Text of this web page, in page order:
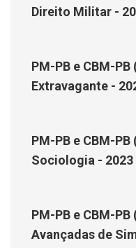
Direito Militar -
PM-PB e CBM-
Extravagante -
PM-PB e CBM-
Sociologia -
PM-PB e CBM-
Avançadas de